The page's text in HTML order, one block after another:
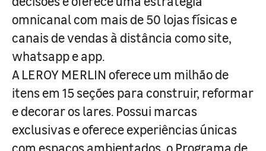
omnicanal com mais de 50 lojas físicas e
canais de vendas à distância como site,
whatsapp e app.
A LEROY MERLIN oferece um milhão de
itens em 15 seções para construir, reformar
e decorar os lares. Possui marcas
exclusivas e oferece experiências únicas
com espaços ambientados, o Programa de